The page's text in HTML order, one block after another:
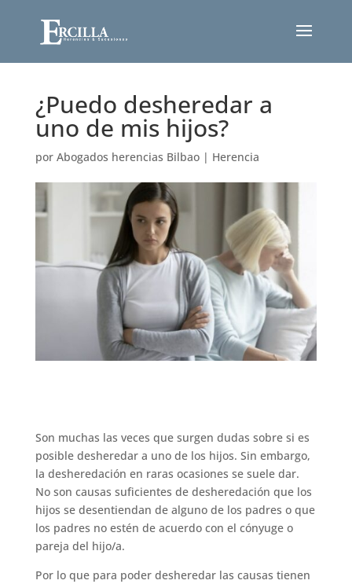
¿Puedo desheredar a
uno de mis hijos?
por Abogados herencias Bilbao| Herencia
Son muchas las veces que surgen dudas sobre si es
posible desheredar a uno de los hijos. Sin embargo,
la desheredación en raras ocasiones se suele dar.
No son causas suficientes de desheredación que los
hijos se desentiendan de alguno de los padres o que
los padres no estén de acuerdo con el cónyuge o
pareja del hijo/a.
Por lo que para poder desheredar las causas tienen